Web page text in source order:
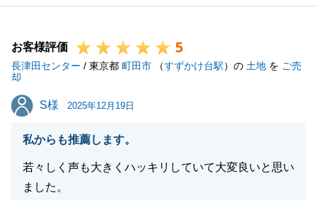
閉じる
お客様評価 5
長津田センター / 東京都 町田市 （すずかけ台駅）の 土地 を ご売
却
S様
S様 2025年12月19日
私からも推薦します。
若々しく声も大きくハッキリしていて大変良いと思い
ました。